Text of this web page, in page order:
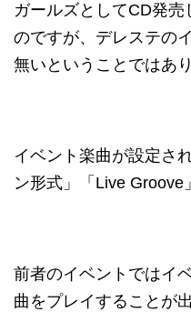
ガールズとしてCD発
のですが、デレステの
無いということではあ
イベント楽曲が設定さ
ン形式」「Live Groove
前者のイベントではイ
曲をプレイすることが